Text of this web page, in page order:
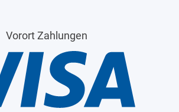
Vorort Zahlungen